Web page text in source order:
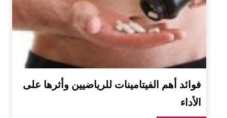
فوائد أهم الفيتامينات للرياضيين وأثرها على
الأداء